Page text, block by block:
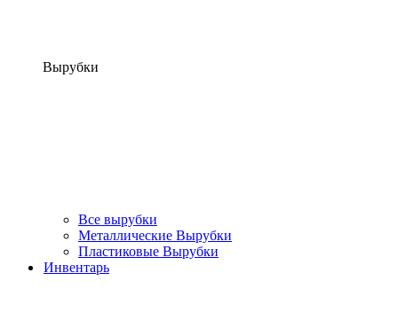
Вырубки
Все вырубки
Металлические Вырубки
Пластиковые Вырубки
Инвентарь